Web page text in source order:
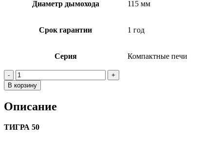
Диаметр дымохода 115 мм
Срок гарантии 1 год
Серия Компактные печи
Количество
товара
ТИГРА
В корзину
Описание
ТИГРА 50